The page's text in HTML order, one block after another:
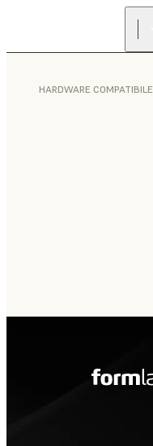
HARDWARE COMPATIBILE